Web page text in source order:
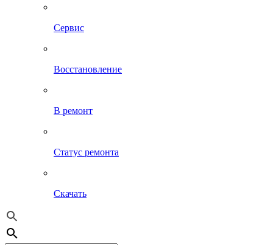
Сервис
Восстановление
В ремонт
Статус ремонта
Скачать